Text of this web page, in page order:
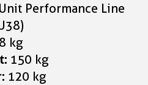
Performance Line
kg
150 kg
120 kg